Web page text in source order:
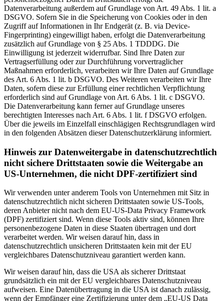
Datenverarbeitung außerdem auf Grundlage von Art. 49 Abs. 1 lit. a
DSGVO. Sofern Sie in die Speicherung von Cookies oder in den
Zugriff auf Informationen in Ihr Endgerät (z. B. via Device-
Fingerprinting) eingewilligt haben, erfolgt die Datenverarbeitung
zusätzlich auf Grundlage von § 25 Abs. 1 TDDDG. Die
Einwilligung ist jederzeit widerrufbar. Sind Ihre Daten zur
Vertragserfüllung oder zur Durchführung vorvertraglicher
Maßnahmen erforderlich, verarbeiten wir Ihre Daten auf Grundlage
des Art. 6 Abs. 1 lit. b DSGVO. Des Weiteren verarbeiten wir Ihre
Daten, sofern diese zur Erfüllung einer rechtlichen Verpflichtung
erforderlich sind auf Grundlage von Art. 6 Abs. 1 lit. c DSGVO.
Die Datenverarbeitung kann ferner auf Grundlage unseres
berechtigten Interesses nach Art. 6 Abs. 1 lit. f DSGVO erfolgen.
Über die jeweils im Einzelfall einschlägigen Rechtsgrundlagen wird
in den folgenden Absätzen dieser Datenschutzerklärung informiert.
Hinweis zur Datenweitergabe in datenschutzrechtlich
nicht sichere Drittstaaten sowie die Weitergabe an
US-Unternehmen, die nicht DPF-zertifiziert sind
Wir verwenden unter anderem Tools von Unternehmen mit Sitz in
datenschutzrechtlich nicht sicheren Drittstaaten sowie US-Tools,
deren Anbieter nicht nach dem EU-US-Data Privacy Framework
(DPF) zertifiziert sind. Wenn diese Tools aktiv sind, können Ihre
personenbezogene Daten in diese Staaten übertragen und dort
verarbeitet werden. Wir weisen darauf hin, dass in
datenschutzrechtlich unsicheren Drittstaaten kein mit der EU
vergleichbares Datenschutzniveau garantiert werden kann.
Wir weisen darauf hin, dass die USA als sicherer Drittstaat
grundsätzlich ein mit der EU vergleichbares Datenschutzniveau
aufweisen. Eine Datenübertragung in die USA ist danach zulässig,
wenn der Empfänger eine Zertifizierung unter dem „EU-US Data